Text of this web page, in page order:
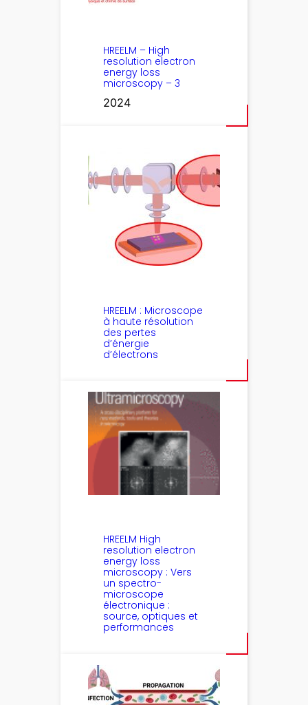
HREELM – High
resolution electron
energy loss
microscopy – 3
2024
HREELM : Microscope
à haute résolution
des pertes
d’énergie
d’électrons
HREELM High
resolution electron
energy loss
microscopy : Vers
un spectro-
microscope
électronique :
source, optiques et
performances